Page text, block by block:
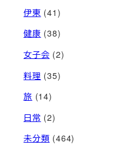
伊東 (41)
健康 (38)
女子会 (2)
料理 (35)
旅 (14)
日常 (2)
未分類 (464)